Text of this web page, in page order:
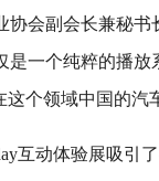
协会副会长兼秘
是一个纯粹的播
这个领域中国的
互动体验展吸引